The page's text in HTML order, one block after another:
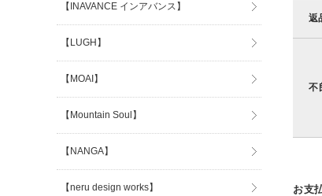
返
不
お支
【INAVANCE インアバンス】
【LUGH】
【MOAI】
【Mountain Soul】
【NANGA】
【neru design works】